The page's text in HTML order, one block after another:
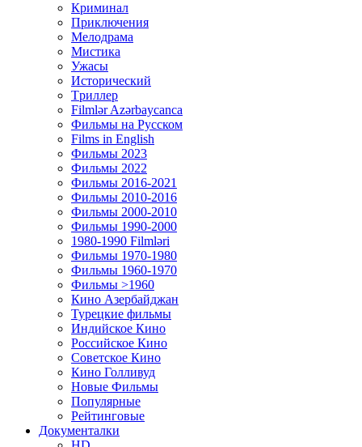
Криминал
Приключения
Мелодрама
Мистика
Ужасы
Исторический
Tриллер
Filmlər Azərbaycanca
Фильмы на Русском
Films in English
Фильмы 2023
Фильмы 2022
Фильмы 2016-2021
Фильмы 2010-2016
Фильмы 2000-2010
Фильмы 1990-2000
1980-1990 Filmləri
Фильмы 1970-1980
Фильмы 1960-1970
Фильмы >1960
Кино Азербайджан
Турецкие фильмы
Индийское Кино
Российское Кино
Советское Кино
Кино Голливуд
Новые Фильмы
Популярные
Рейтинговые
Документалки